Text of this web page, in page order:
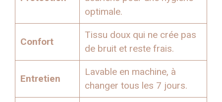
optimale.
Confort
Tissu doux qui ne crée pas
de bruit et reste frais.
Entretien
Lavable en machine, à
changer tous les 7 jours.